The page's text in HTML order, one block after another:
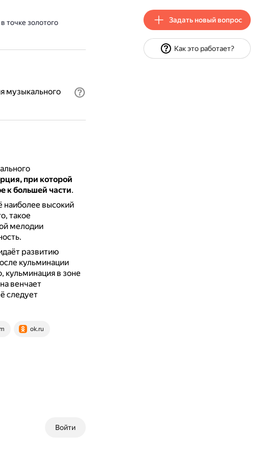
точке золотого
музыкального
при которой
к большей части.
наиболее высокий
такое
мелодии
развитию
кульминации
кульминация в зоне
венчает
следует
ok.ru
Войти
Задать новый вопрос
Как это работает?